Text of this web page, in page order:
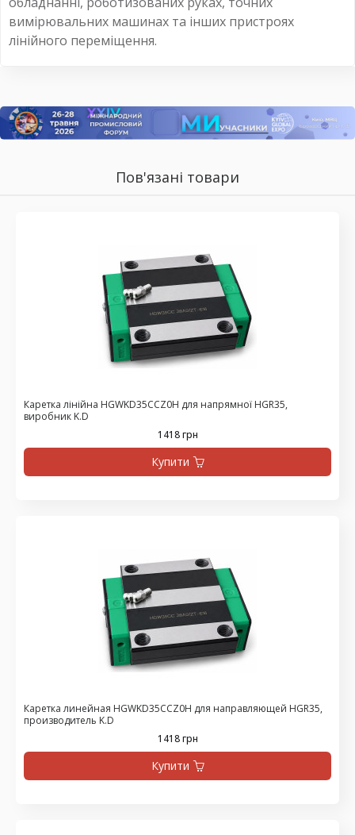
вимірювальних машинах та інших пристроях
лінійного переміщення.
Пов'язані товари
Каретка лінійна HGWKD35CCZ0H для напрямної HGR35,
виробник K.D
1418 грн
Купити
Каретка линейная HGWKD35CCZ0H для направляющей HGR35,
производитель K.D
1418 грн
Купити